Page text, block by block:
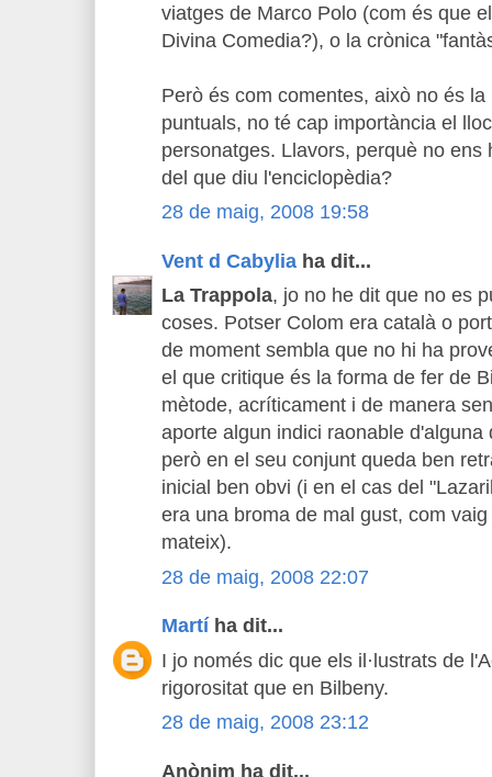
viatges de Marco Polo (com és que
Divina Comedia?), o la crònica
Però és com comentes, això no és
puntuals, no té cap importància el
personatges. Llavors, perquè no ens
del que diu l'enciclopèdia?
28 de maig, 2008 19:58
Vent d Cabylia ha dit...
La Trappola, jo no he dit que no es
coses. Potser Colom era català o
de moment sembla que no hi ha
el que critique és la forma de fer de
mètode, acríticament i de manera
aporte algun indici raonable
però en el seu conjunt queda ben
inicial ben obvi (i en el cas del
era una broma de mal gust, com
mateix).
28 de maig, 2008 22:07
Martí ha dit...
I jo només dic que els il·lustrats de
rigorositat que en Bilbeny.
28 de maig, 2008 23:12
Anònim ha dit...